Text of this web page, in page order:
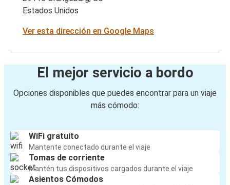
Estados Unidos
Ver esta dirección en Google Maps
El mejor servicio a bordo
Opciones disponibles que puedes encontrar para un viaje
más cómodo:
WiFi gratuito
Mantente conectado durante el viaje
Tomas de corriente
Mantén tus dispositivos cargados durante el viaje
Asientos Cómodos